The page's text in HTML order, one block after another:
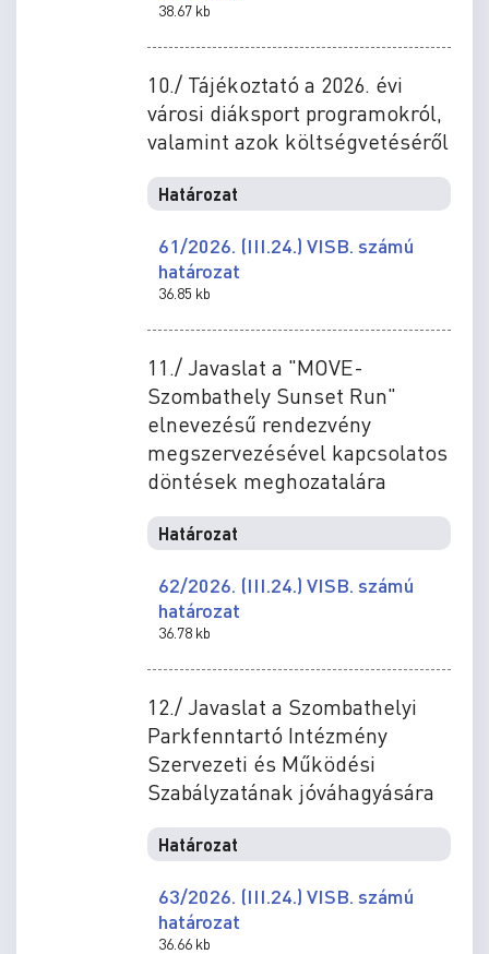
38.67 kb
10./ Tájékoztató a 2026. évi
városi diáksport programokról,
valamint azok költségvetéséről
Határozat
61/2026. (III.24.) VISB. számú
határozat
36.85 kb
11./ Javaslat a "MOVE-
Szombathely Sunset Run"
elnevezésű rendezvény
megszervezésével kapcsolatos
döntések meghozatalára
Határozat
62/2026. (III.24.) VISB. számú
határozat
36.78 kb
12./ Javaslat a Szombathelyi
Parkfenntartó Intézmény
Szervezeti és Működési
Szabályzatának jóváhagyására
Határozat
63/2026. (III.24.) VISB. számú
határozat
36.66 kb